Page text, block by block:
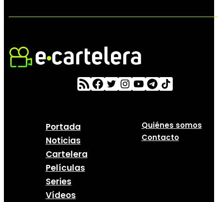
Portada
Noticias
Cartelera
Películas
Series
Vídeos
Quiénes somos
Contacto